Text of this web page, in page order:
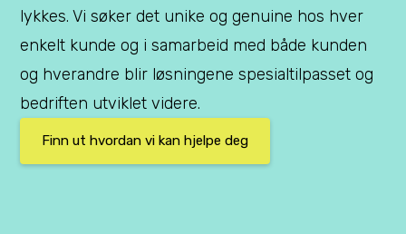
lykkes. Vi søker det unike og genuine hos hver
enkelt kunde og i samarbeid med både kunden
og hverandre blir løsningene spesialtilpasset og
bedriften utviklet videre.
Finn ut hvordan vi kan hjelpe deg